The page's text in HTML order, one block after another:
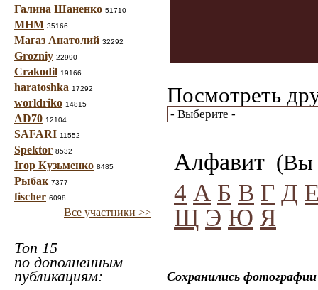
Галина Шаненко 51710
МНМ 35166
Магаз Анатолий 32292
Grozniy 22990
Crakodil 19166
haratoshka 17292
worldriko 14815
AD70 12104
SAFARI 11552
Spektor 8532
Ігор Кузьменко 8485
Рыбак 7377
fischer 6098
Все участники >>
Топ 15
по дополненным
публикациям:
Посмотреть
Алфавит (Вы
4 А Б В Г Д
Щ Э Ю Я
Сохранились